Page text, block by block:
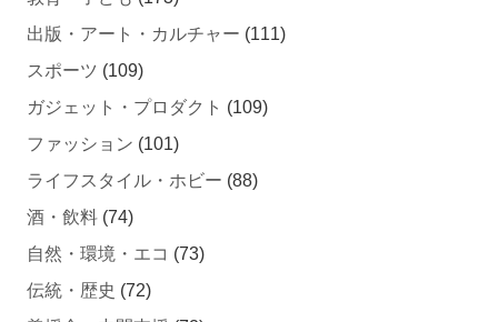
スポーツ (109)
ガジェット・プロダクト
ファッション (101)
ライフスタイル・ホビー
酒・飲料 (74)
自然・環境・エコ
伝統・歴史 (72)
義援金・中間支援